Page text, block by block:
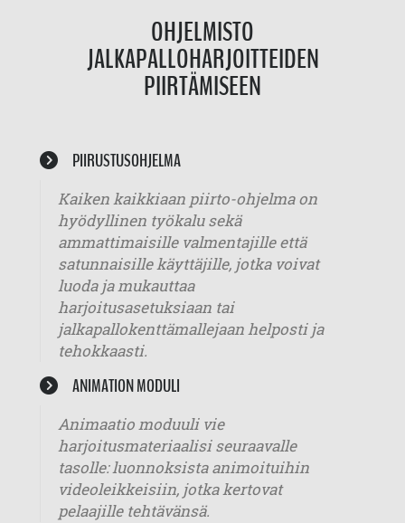
OHJELMISTO
JALKAPALLOHARJOITTEIDEN
PIIRTÄMISEEN
PIIRUSTUSOHJELMA
Kaiken kaikkiaan piirto-ohjelma on
hyödyllinen työkalu sekä
ammattimaisille valmentajille että
satunnaisille käyttäjille, jotka voivat
luoda ja mukauttaa
harjoitusasetuksiaan tai
jalkapallokenttämallejaan helposti ja
tehokkaasti.
ANIMATION MODULI
Animaatio moduuli vie
harjoitusmateriaalisi seuraavalle
tasolle: luonnoksista animoituihin
videoleikkeisiin, jotka kertovat
pelaajille tehtävänsä.